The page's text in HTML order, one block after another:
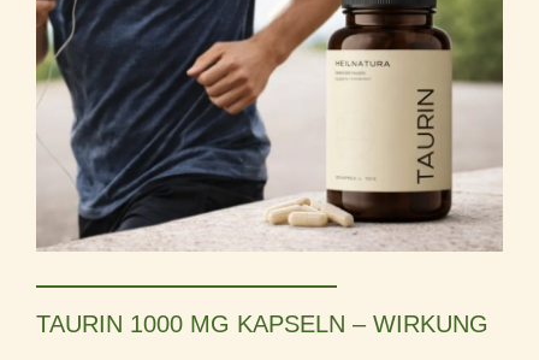
TAURIN 1000 MG KAPSELN – WIRKUNG